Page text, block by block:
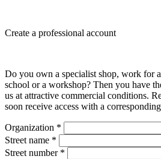
Create a professional account
Do you own a specialist shop, work for
school or a workshop? Then you have
us at attractive commercial conditions.
soon receive access with a
Organization *
Street name *
Street number*